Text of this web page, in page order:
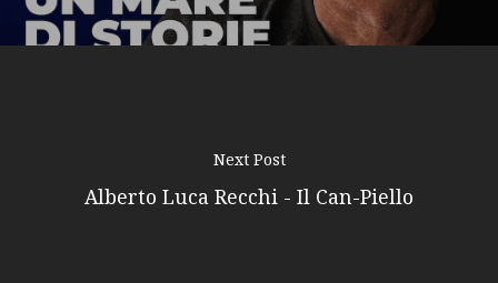
Next Post
Alberto Luca Recchi - Il Can-Piello